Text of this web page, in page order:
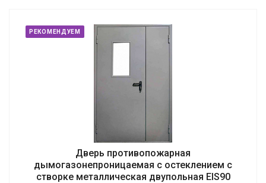
РЕКОМЕНДУЕМ
Дверь противопожарная
дымогазонепроницаемая с остеклением с
створке металлическая двупольная EIS90